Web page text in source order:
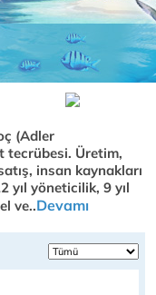
(Adler
tecrübesi. Üretim,
insan kaynakları
yıl yöneticilik, 9 yıl
ve..Devamı